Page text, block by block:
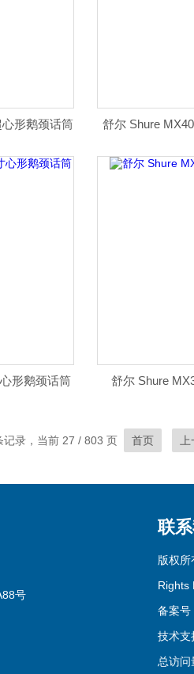
形鹅颈话筒 舒尔 Shure
形鹅颈话筒 舒尔 Shure
记录，当前 27 / 803 页 首页
号
联
版权
Rights
备案号
技术支
总访